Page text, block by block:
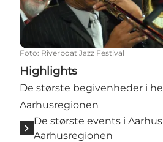
Foto: Riverboat Jazz Festival
Highlights
De største begivenheder i
Aarhusregionen
De største events i
Aarhusregionen